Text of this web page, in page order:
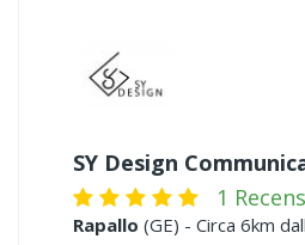
SY Design
1
Rapallo (GE) - Circa 6km